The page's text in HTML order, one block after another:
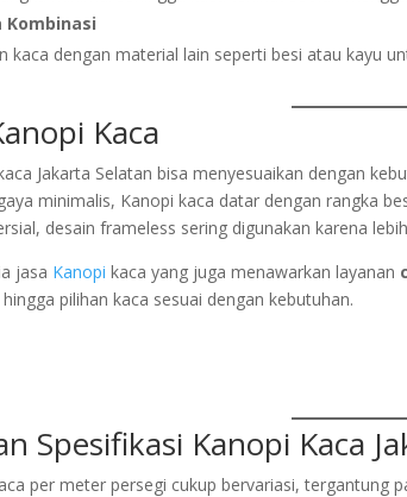
Kombinasi
kaca dengan material lain seperti besi atau kayu
Kaca
Jakarta Selatan bisa menyesuaikan dengan
minimalis, Kanopi kaca datar dengan rangka
desain frameless sering digunakan karena
jasa Kanopi kaca yang juga menawarkan layanan
pilihan kaca sesuai dengan kebutuhan.
Spesifikasi Kanopi Kaca
per meter persegi cukup bervariasi, tergantung